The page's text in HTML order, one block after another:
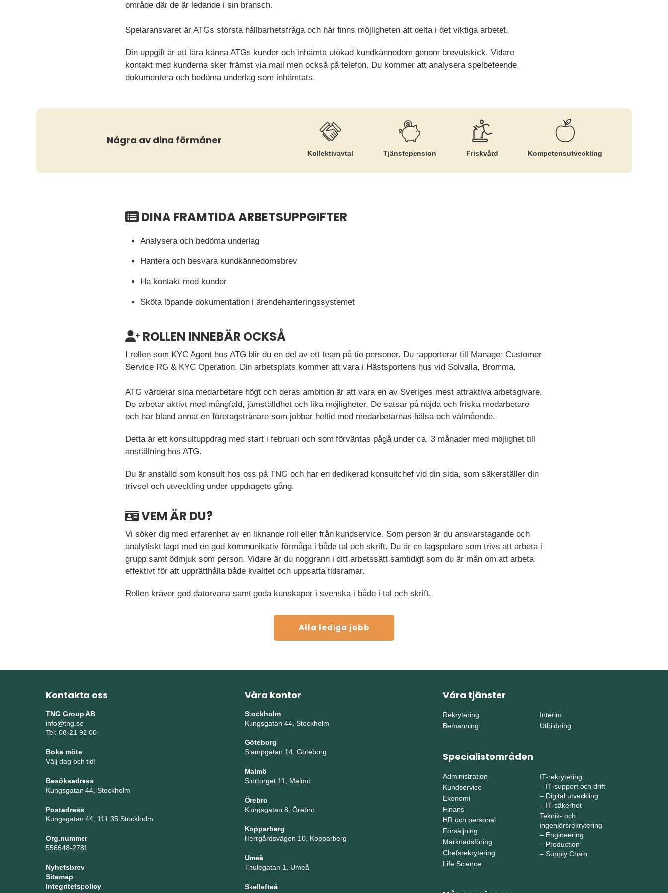
område där de är ledande i sin bransch.
Spelaransvaret är ATGs största hållbarhetsfråga och här finns möjligheten att delta i det viktiga arbetet.
Din uppgift är att lära känna ATGs kunder och inhämta utökad kundkännedom genom brevutskick. Vidare
kontakt med kunderna sker främst via mail men också på telefon. Du kommer att analysera spelbeteende,
dokumentera och bedöma underlag som inhämtats.
Några av dina förmåner
Kollektiv­avtal Tjänste­pension Friskvård Kompetens­utveckling
DINA FRAMTIDA ARBETSUPPGIFTER
Analysera och bedöma underlag
Hantera och besvara kundkännedomsbrev
Ha kontakt med kunder
Sköta löpande dokumentation i ärendehanteringssystemet
ROLLEN INNEBÄR OCKSÅ
I rollen som KYC Agent hos ATG blir du en del av ett team på tio personer. Du rapporterar till Manager Customer
Service RG & KYC Operation. Din arbetsplats kommer att vara i Hästsportens hus vid Solvalla, Bromma.
ATG värderar sina medarbetare högt och deras ambition är att vara en av Sveriges mest attraktiva arbetsgivare.
De arbetar aktivt med mångfald, jämställdhet och lika möjligheter. De satsar på nöjda och friska medarbetare
och har bland annat en företagstränare som jobbar heltid med medarbetarnas hälsa och välmående.
Detta är ett konsultuppdrag med start i februari och som förväntas pågå under ca. 3 månader med möjlighet till
anställning hos ATG.
Du är anställd som konsult hos oss på TNG och har en dedikerad konsultchef vid din sida, som säkerställer din
trivsel och utveckling under uppdragets gång.
VEM ÄR DU?
Vi söker dig med erfarenhet av en liknande roll eller från kundservice. Som person är du ansvarstagande och
analytiskt lagd med en god kommunikativ förmåga i både tal och skrift. Du är en lagspelare som trivs att arbeta i
grupp samt ödmjuk som person. Vidare är du noggrann i ditt arbetssätt samtidigt som du är mån om att arbeta
effektivt för att upprätthålla både kvalitet och uppsatta tidsramar.
Rollen kräver god datorvana samt goda kunskaper i svenska i både i tal och skrift.
Alla lediga jobb
Kontakta oss
TNG Group AB
info@tng.se
Tel: 08-21 92 00
Boka möte
Välj dag och tid!
Besöksadress
Kungsgatan 44, Stockholm
Postadress
Kungsgatan 44, 111 35 Stockholm
Org.nummer
556648-2781
Nyhetsbrev
Sitemap
Integritetspolicy
Våra kontor
Stockholm
Kungsgatan 44, Stockholm
Göteborg
Stampgatan 14, Göteborg
Malmö
Stortorget 11, Malmö
Örebro
Kungsgatan 8, Örebro
Kopparberg
Herrgårdsvägen 10, Kopparberg
Umeå
Thulegatan 1, Umeå
Skellefteå
Våra tjänster
Rekrytering
Bemanning
Interim
Utbildning
Specialistområden
Administration
Kundservice
Ekonomi
Finans
HR och personal
Försäljning
Marknadsföring
Chefsrekrytering
Life Science
IT-rekrytering
– IT-support och drift
– Digital utveckling
– IT-säkerhet
Teknik- och
ingenjörsrekrytering
– Engineering
– Production
– Supply Chain